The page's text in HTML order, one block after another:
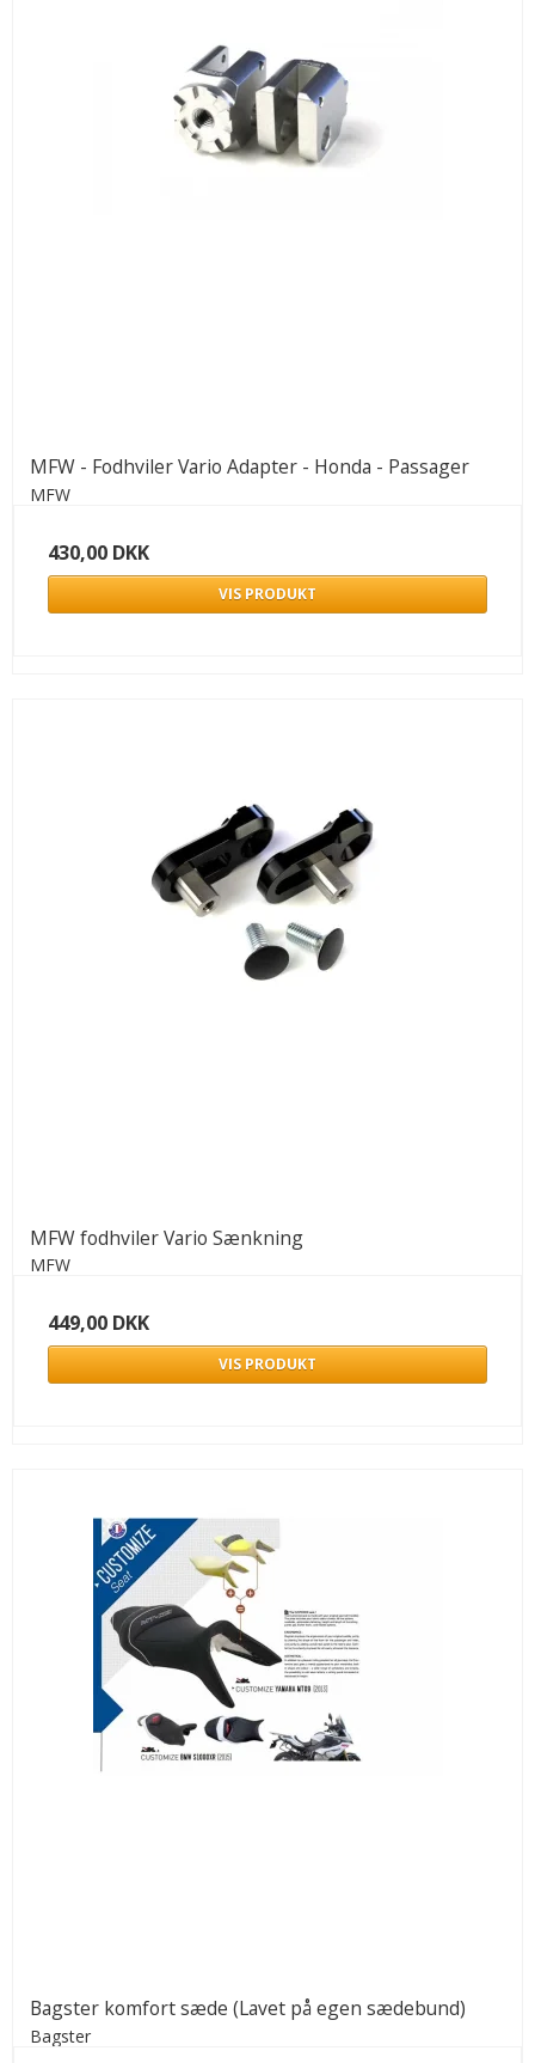
MFW - Fodhviler Vario Adapter - Honda - Passager
MFW
430,00 DKK
VIS PRODUKT
MFW fodhviler Vario Sænkning
MFW
449,00 DKK
VIS PRODUKT
Bagster komfort sæde (Lavet på egen sædebund)
Bagster